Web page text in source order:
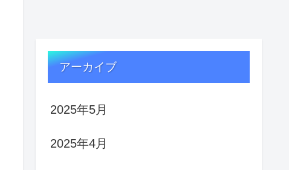
アーカイブ
2025年5月
2025年4月